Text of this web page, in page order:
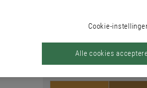
Kleur
Cookie-
Alle cookies